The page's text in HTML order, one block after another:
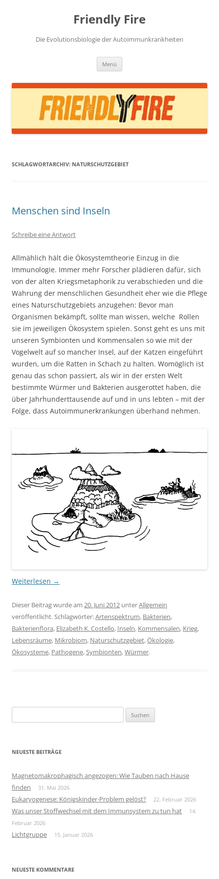
Friendly Fire
Die Evolutionsbiologie der Autoimmunkrankheiten
Menü
SCHLAGWORTARCHIV: NATURSCHUTZGEBIET
Menschen sind Inseln
Schreibe eine Antwort
Allmählich hält die Ökosystemtheorie Einzug in die
Immunologie. Immer mehr Forscher plädieren dafür, sich
von der alten Kriegsmetaphorik zu verabschieden und die
Wahrung der menschlichen Gesundheit eher wie die Pflege
eines Naturschutzgebiets anzugehen: Bevor man
Organismen bekämpft, sollte man wissen, welche Rollen
sie im jeweiligen Ökosystem spielen. Sonst geht es uns mit
unseren Symbionten und Kommensalen so wie mit der
Vogelwelt auf so mancher Insel, auf der Katzen eingeführt
wurden, um die Ratten in Schach zu halten. Womöglich ist
genau das schon passiert, als wir in der ersten Welt
bestimmte Würmer und Bakterien ausgerottet haben, die
über Jahrhunderttausende auf und in uns lebten – mit der
Folge, dass Autoimmunerkrankungen überhand nehmen.
Weiterlesen →
Dieser Beitrag wurde am 20. Juni 2012 unterAllgemein
veröffentlicht. Schlagwörter:Artenspektrum, Bakterien,
Bakterienflora, Elizabeth K. Costello, Inseln, Kommensalen, Krieg,
Lebensräume, Mikrobiom, Naturschutzgebiet,Ökologie,
Ökosysteme, Pathogene,Symbionten,Würmer.
nach:
NEUESTE BEITRÄGE
Magnetomakrophagisch angezogen: Wie Tauben nach Hause
finden
31. Mai 2026
Eukaryogenese: Königskinder-Problem gelöst? 22. Februar 2026
Was unser Stoffwechsel mit dem Immunsystem zu tun hat
14.
Februar 2026
Lichtgruppe 15. Januar 2026
NEUESTE KOMMENTARE